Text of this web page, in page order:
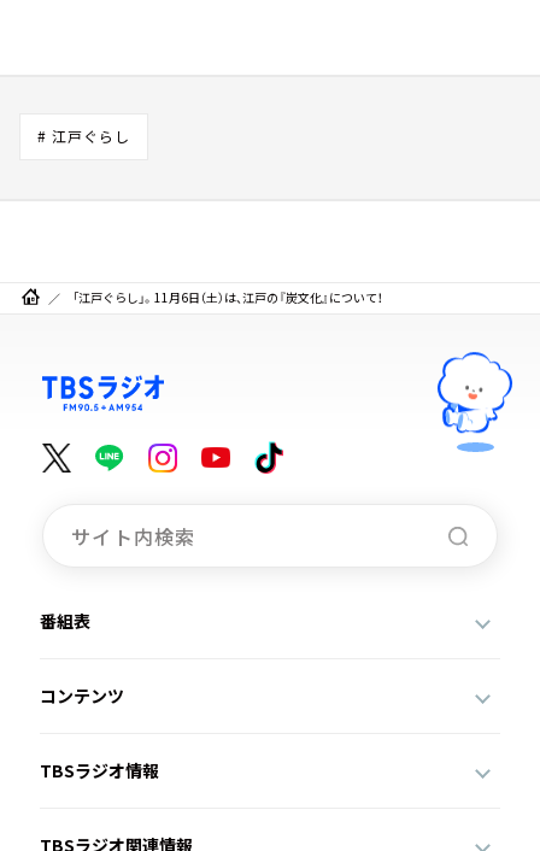
# 江戸ぐらし
「江戸ぐらし」。11月6日（土）は、江戸の『炭文化』について！
番組表
コンテンツ
TBSラジオ情報
TBSラジオ関連情報